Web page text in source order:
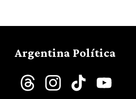
Argentina Política
Threads InstagramTikTok